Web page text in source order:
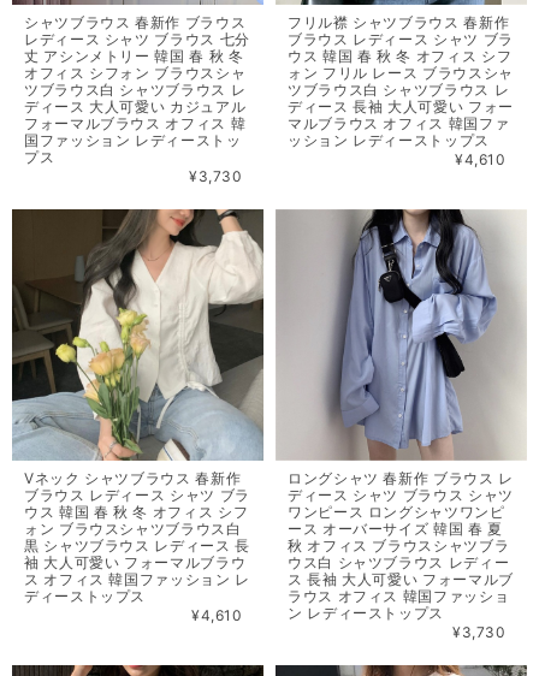
シャツブラウス 春新作 ブラウス
レディース シャツ ブラウス 七分
丈 アシンメトリー 韓国 春 秋 冬
オフィス シフォン ブラウスシャ
ツブラウス白 シャツブラウス レ
ディース 大人可愛い カジュアル
フォーマルブラウス オフィス 韓
国ファッション レディーストッ
プス
¥3,730
フリル襟 シャツブラウス 春新作
ブラウス レディース シャツ ブラ
ウス 韓国 春 秋 冬 オフィス シフ
ォン フリル レース ブラウスシャ
ツブラウス白 シャツブラウス レ
ディース 長袖 大人可愛い フォー
マルブラウス オフィス 韓国ファ
ッション レディーストップス
¥4,610
Vネック シャツブラウス 春新作
ブラウス レディース シャツ ブラ
ウス 韓国 春 秋 冬 オフィス シフ
ォン ブラウスシャツブラウス白
黒 シャツブラウス レディース 長
袖 大人可愛い フォーマルブラウ
ス オフィス 韓国ファッション レ
ディーストップス
¥4,610
ロングシャツ 春新作 ブラウス レ
ディース シャツ ブラウス シャツ
ワンピース ロングシャツワンピ
ース オーバーサイズ 韓国 春 夏
秋 オフィス ブラウスシャツブラ
ウス白 シャツブラウス レディー
ス 長袖 大人可愛い フォーマルブ
ラウス オフィス 韓国ファッショ
ン レディーストップス
¥3,730